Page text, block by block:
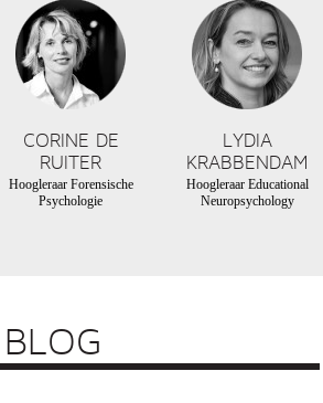
CORINE DE
RUITER
Hoogleraar Forensische
Psychologie
LYDIA
KRABBENDAM
Hoogleraar Educational
Neuropsychology
BLOG